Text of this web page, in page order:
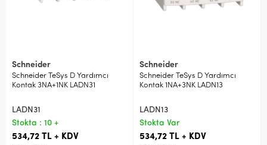
Schneider
Schneider TeSys D Yardımcı
Kontak 3NA+1NK LADN31
LADN31
Stokta : 10 +
534,72 TL + KDV
Schneider
Schneider TeSys D Yardımcı
Kontak 1NA+3NK LADN13
LADN13
Stokta Var
534,72 TL + KDV